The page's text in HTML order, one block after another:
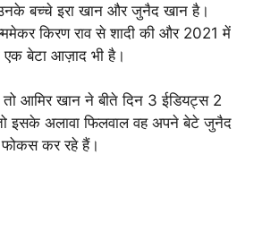
बच्चे इरा खान और जुनैद खान है।
किरण राव से शादी की और 2021 में
बेटा आज़ाद भी है।
आमिर खान ने बीते दिन 3 ईडियट्स 2
इसके अलावा फिलवाल वह अपने बेटे जुनैद
कर रहे हैं।